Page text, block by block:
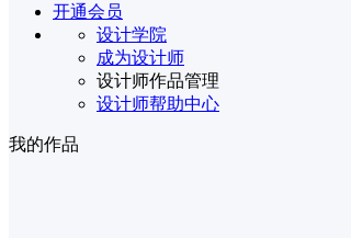
开通会员
设计学院
成为设计师
设计师作品管理
设计师帮助中心
我的作品